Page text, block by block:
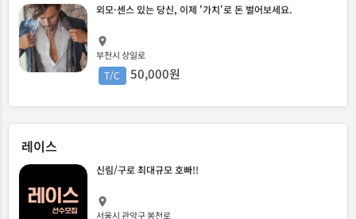
외모·센스 있는 당신, 이제 '가치'로 돈 벌어보세요.
부천시 상일로
T/C 50,000원
레이스
신림/구로 최대규모 호빠!!
서울시 관악구 봉천로